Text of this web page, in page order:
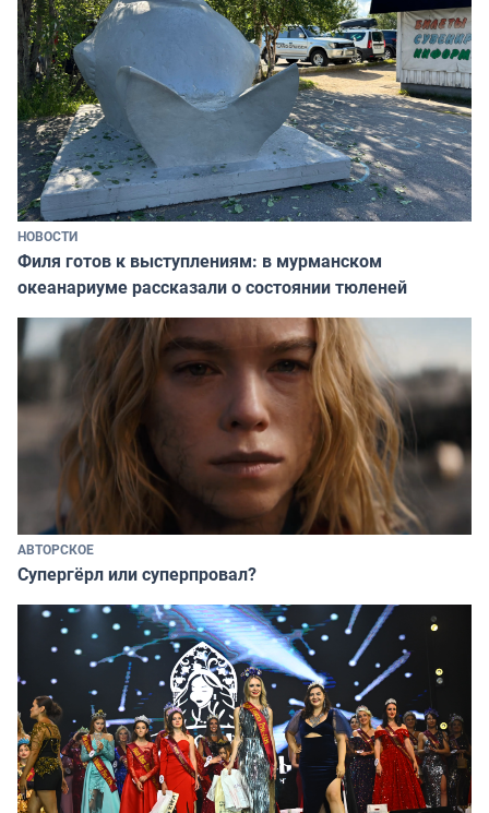
НОВОСТИ
Филя готов к выступлениям: в мурманском
океанариуме рассказали о состоянии тюленей
АВТОРСКОЕ
Супергёрл или суперпровал?